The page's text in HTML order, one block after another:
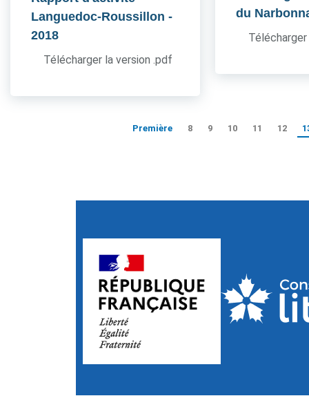
Languedoc-Roussillon -
2018
Télécharger la version .pdf
du
Première 8 9 10 11 12